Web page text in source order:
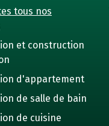
tous nos
et construction
d'appartement
de salle de bain
de cuisine